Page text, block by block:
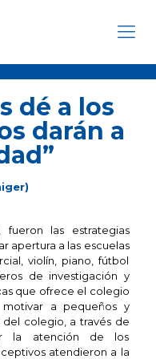
dé a los
darán a
las estrategias
apertura a las escuelas
violín, piano, fútbol
de investigación y
que ofrece el colegio
a pequeños y
colegio, a través de
la atención de los
atendieron a la